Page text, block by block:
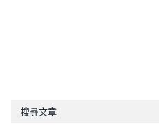
搜尋文章